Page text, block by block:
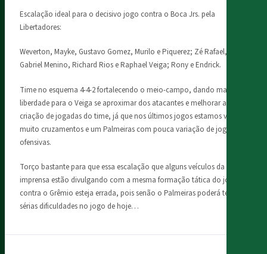
Escalação ideal para o decisivo jogo contra o Boca Jrs. pela
Libertadores:
Weverton, Mayke, Gustavo Gomez, Murilo e Piquerez; Zé Rafael,
Gabriel Menino, Richard Rios e Raphael Veiga; Rony e Endrick.
Time no esquema 4-4-2 fortalecendo o meio-campo, dando mais
liberdade para o Veiga se aproximar dos atacantes e melhorar a
criação de jogadas do time, já que nos últimos jogos estamos vendo
muito cruzamentos e um Palmeiras com pouca variação de jogadas
ofensivas.
Torço bastante para que essa escalação que alguns veículos da
imprensa estão divulgando com a mesma formação tática do jogo
contra o Grêmio esteja errada, pois senão o Palmeiras poderá ter
sérias dificuldades no jogo de hoje…